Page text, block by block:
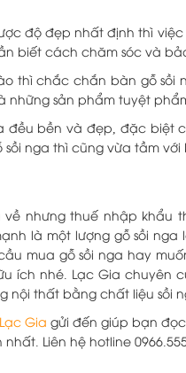
độ đẹp nhất định thì
biết cách chăm sóc và
thì chắc chắn bàn gỗ sồi
những sản phẩm tuyệt
đều bền và đẹp, đặc biệt
nga thì cũng vừa tầm
nhưng thuế nhập khẩu
là một lượng gỗ sồi
mua gỗ sồi nga hay
ích nhé. Lạc Gia chuyên
nội thất bằng chất liệu sồi
Gia gửi đến giúp bạn
Liên hệ hotline